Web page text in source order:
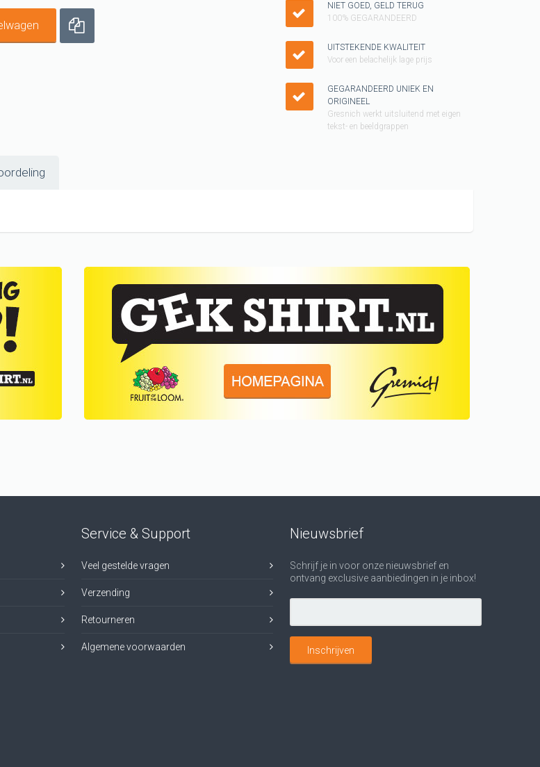
WK T-shirt
Tegeltjes
Grappig T-shirt
GAY pride SHIRT
NIET GOED, GELD TERUG
100% GEGARANDEERD
UITSTEKENDE KWALITEIT
Voor een belachelijk lage prijs
GEGARANDEERD UNIEK EN
ORIGINEEL
Gresnich werkt uitsluitend met eigen
tekst- en beeldgrappen
Service & Support
Veel gestelde vragen
Verzending
Retourneren
Algemene voorwaarden
Nieuwsbrief
Schrijf je in voor onze nieuwsbrief en
ontvang exclusive aanbiedingen in je inbox!
Inschrijven